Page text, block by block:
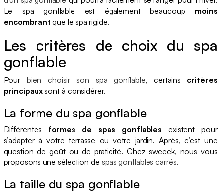
Le spa gonflable est également beaucoup moins
encombrant que le spa rigide.
Les critères de choix du spa
gonflable
Pourbien choisir son spa gonflable, certains critères
principauxsont à considérer.
La forme du spa gonflable
Différentes formes de spas gonflables existent pour
s’adapter à votre terrasse ou votre jardin. Après, c’est une
question de goût ou de praticité. Chez sweeek, nous vous
proposons une sélection de spas gonflables carrés.
La taille du spa gonflable